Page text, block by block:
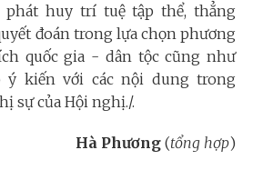
phát huy trí tuệ tập thể, thẳng
đoán trong lựa chọn phương
quốc gia - dân tộc cũng như
ý kiến với các nội dung trong
sự của Hội nghị./.
Hà Phương (tổng hợp)